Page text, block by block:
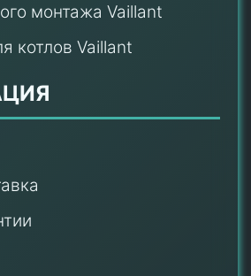
монтажа Vaillant
котлов Vaillant